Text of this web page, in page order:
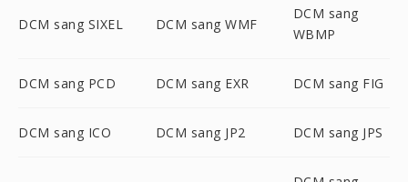
DCM sang SIXEL DCM sang WMF
DCM sang
WBMP
DCM sang PCD DCM sang EXR DCM sang FIG
DCM sang ICO DCM sang JP2 DCM sang JPS